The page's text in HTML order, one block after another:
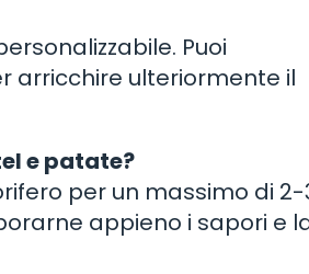
Puoi
arricchire ulteriormente il
e patate?
per un massimo di 2-
appieno i sapori e